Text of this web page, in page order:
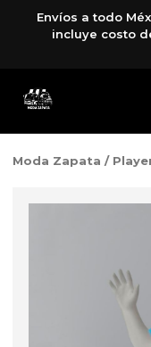
Envíos a todo
incluye costo
Moda Zapata /